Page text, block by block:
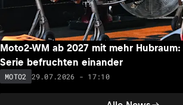
Moto2-WM ab 2027 mit mehr
Serie befruchten einander
MOTO2 29.07.2026 - 17:10